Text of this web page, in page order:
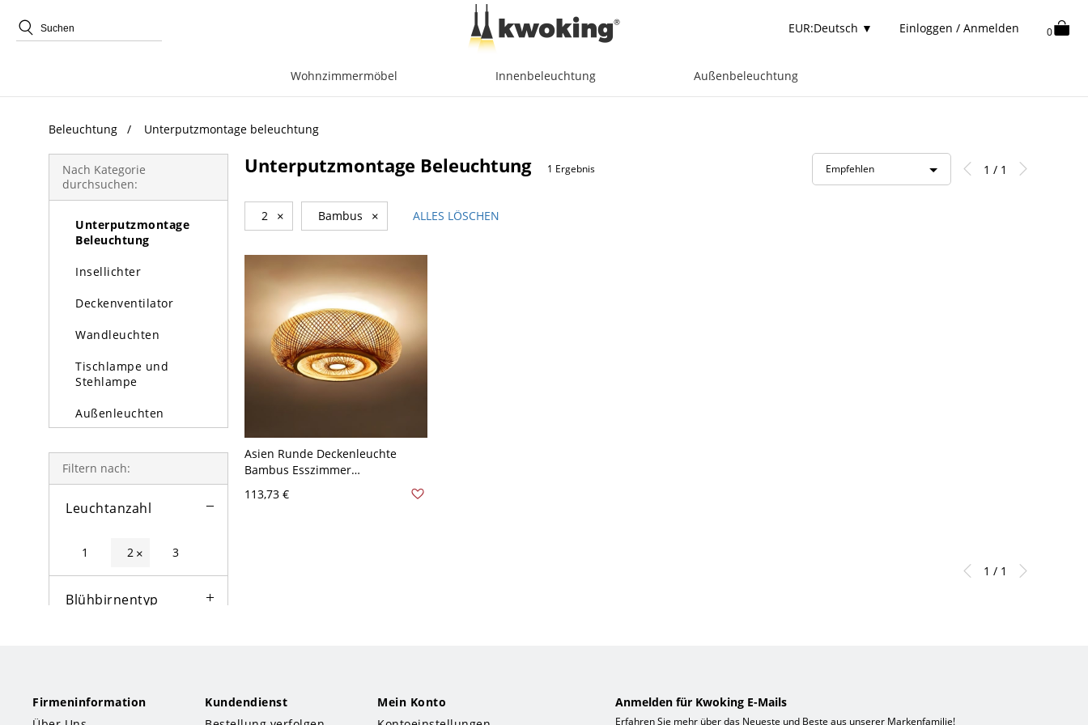
EUR:Deutsch ▼ Einloggen / Anmelden 0
Wohnzimmermöbel Innenbeleuchtung Außenbeleuchtung
Beleuchtung Unterputzmontage beleuchtung
Nach Kategorie
durchsuchen:
Beleuchtung
Kronleuchter
Pendelleuchte
Unterputzmontage
Beleuchtung
Insellichter
Deckenventilator
Wandleuchten
Tischlampe und
Stehlampe
Außenleuchten
Filtern nach:
Leuchtanzahl
1 2 × 3
Blühbirnentyp
Unterputzmontage Beleuchtung 1 Ergebnis Empfehlen 1 / 1
2 × Bambus × ALLES LÖSCHEN
Asien Runde Deckenleuchte
Bambus Esszimmer
110V-120V Rund
113,73 €
1 / 1
Firmeninformation
Kundendienst
Mein Konto
Anmelden für Kwoking E-Mails
Erfahren Sie mehr über das Neueste und Beste aus unserer Markenfamilie!